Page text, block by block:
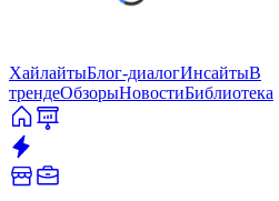
ХайлайтыБлог-диалогИнсайтыВ
трендеОбзорыНовостиБиблиотека